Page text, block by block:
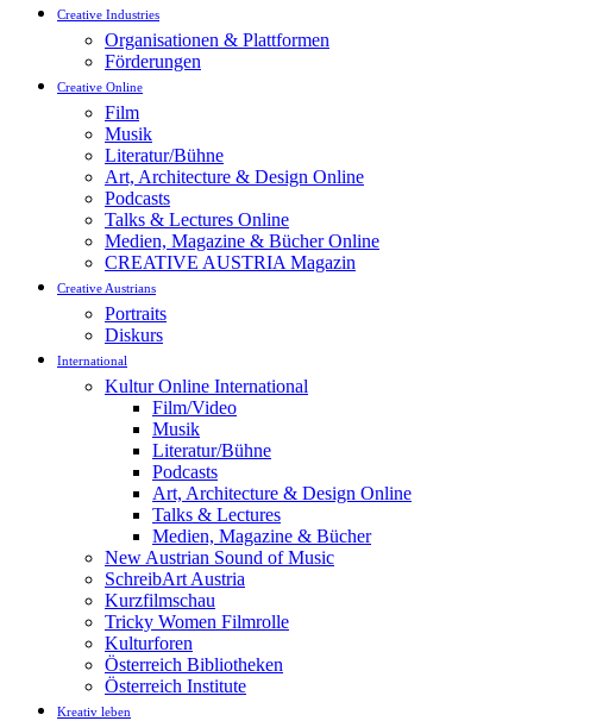
Creative Industries
Organisationen & Plattformen
Förderungen
Creative Online
Film
Musik
Literatur/Bühne
Art, Architecture & Design Online
Podcasts
Talks & Lectures Online
Medien, Magazine & Bücher Online
CREATIVE AUSTRIA Magazin
Creative Austrians
Portraits
Diskurs
International
Kultur Online International
Film/Video
Musik
Literatur/Bühne
Podcasts
Art, Architecture & Design Online
Talks & Lectures
Medien, Magazine & Bücher
New Austrian Sound of Music
SchreibArt Austria
Kurzfilmschau
Tricky Women Filmrolle
Kulturforen
Österreich Bibliotheken
Österreich Institute
Kreativ leben